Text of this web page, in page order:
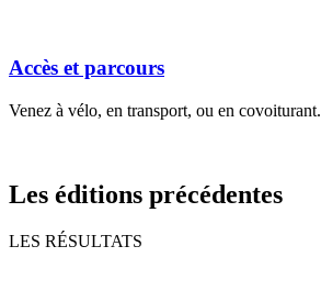
Accès et parcours
Venez à vélo, en transport, ou en covoiturant.
Les éditions précédentes
LES RÉSULTATS